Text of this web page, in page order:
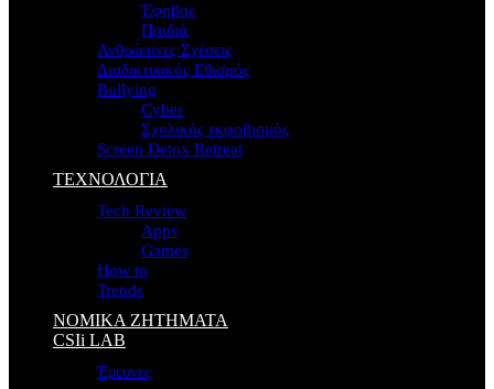
Έφηβος
Παιδιά
Ανθρώπινες Σχέσεις
Διαδικτυακός Εθισμός
Bullying
Cyber
Σχολικός εκφοβισμός
Screen Detox Retreat
ΤΕΧΝΟΛΟΓΙΑ
Tech Review
Apps
Games
How to
Trends
ΝΟΜΙΚΑ ΖΗΤΗΜΑΤΑ
CSIi LAB
Έρευνες